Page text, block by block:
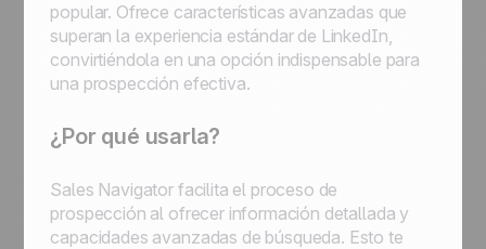
popular. Ofrece características avanzadas que
superan la experiencia estándar de LinkedIn,
convirtiéndola en una opción indispensable para
una prospección efectiva.
¿Por qué usarla?
Sales Navigator facilita el proceso de
prospección al ofrecer información detallada y
capacidades avanzadas de búsqueda. Esto te